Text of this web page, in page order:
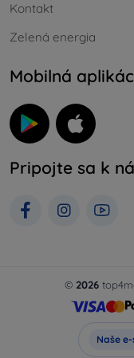
Kontakt
Zelená energia
Mobilná
Pripojte sa k
© 2026
Naše